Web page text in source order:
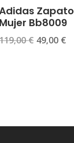
Zapato
Mujer Bb8009
€ El
49,00 €El